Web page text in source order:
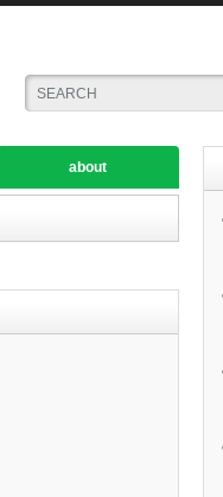
about